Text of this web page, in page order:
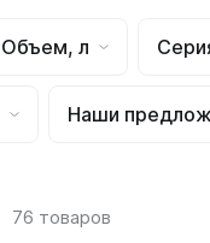
Емкости
Объем, л
Наши
76 товаров